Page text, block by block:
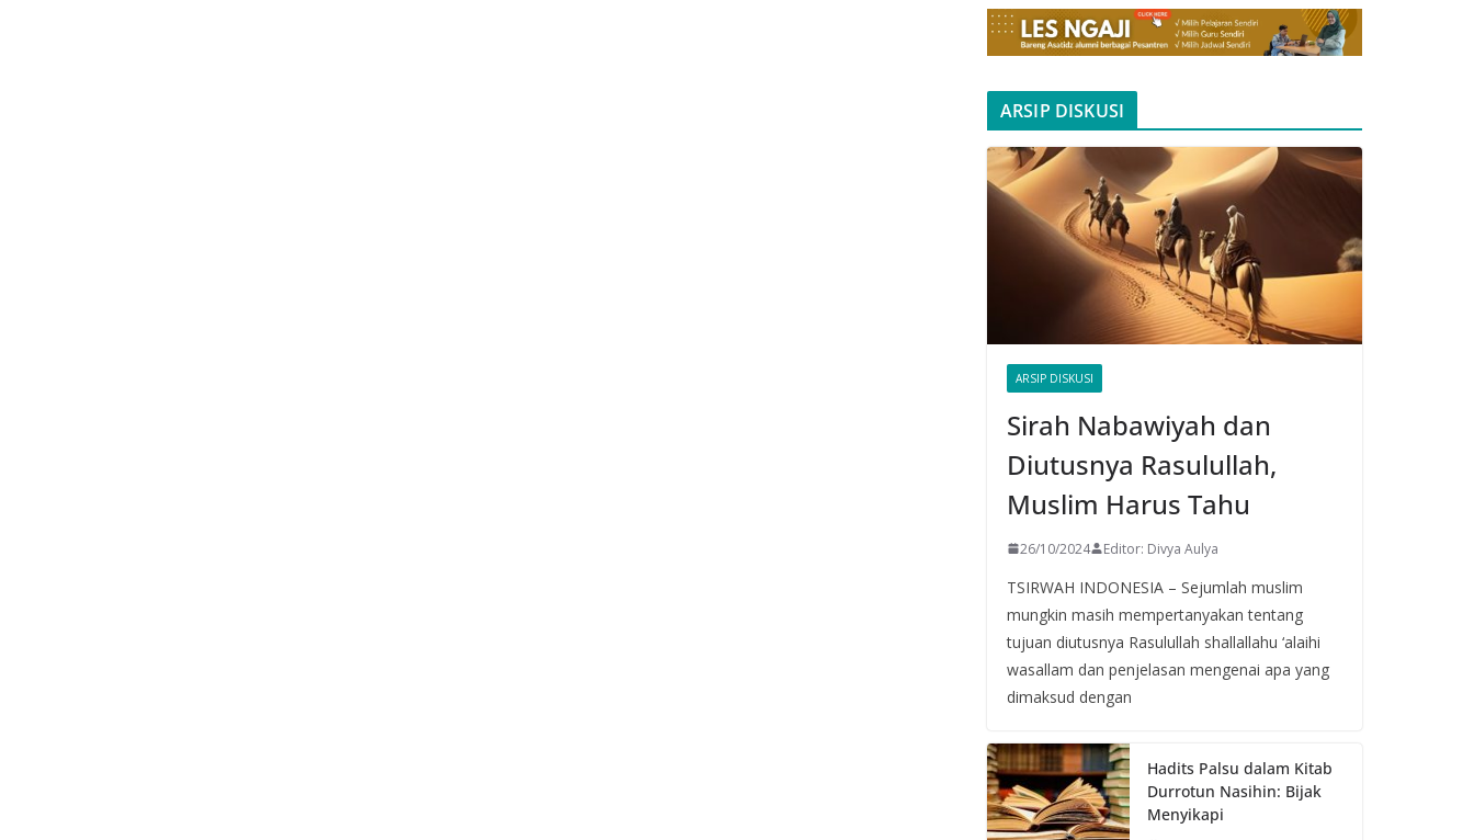
ARSIP DISKUSI
ARSIP DISKUSI
Sirah Nabawiyah dan
Diutusnya Rasulullah,
Muslim Harus Tahu
26/10/2024 Editor: Divya Aulya
TSIRWAH INDONESIA – Sejumlah muslim
mungkin masih mempertanyakan tentang
tujuan diutusnya Rasulullah shallallahu ‘alaihi
wasallam dan penjelasan mengenai apa yang
dimaksud dengan
Hadits Palsu dalam Kitab
Durrotun Nasihin: Bijak
Menyikapi